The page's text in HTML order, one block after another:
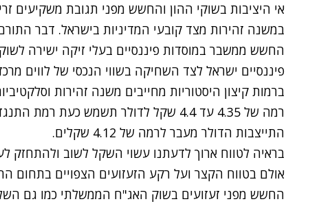
אי היציבות בשוקי ההון והחשש מפני תגובת משקיעים
במשנה זהירות מצד קובעי המדיניות בישראל. דבר
החשש ממשבר במוסדות פיננסיים בעלי זיקה ישירה
פיננסיים ישראל לצד השחיקה בשווי הנכסי של לווים
ברמות קיצון היסטוריות מחייבים משנה זהירות
רמה של 4.35 עד 4.4 שקל לדולר תשמש כעת
התייצבות הדולר מעבר לרמה של 4.12 שקלים.
אולם בטווח הקצר ועל רקע הזעזועים הצפויים בתחום
החשש מפני זעזועים בשוק האג"ח הממשלתי כמו גם